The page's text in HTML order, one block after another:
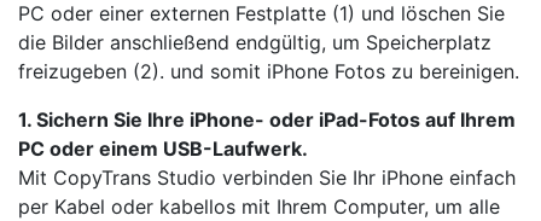
PC oder einer externen Festplatte (1) und löschen Sie
die Bilder anschließend endgültig, um Speicherplatz
freizugeben (2). und somit iPhone Fotos zu bereinigen.
1. Sichern Sie Ihre iPhone- oder iPad-Fotos auf Ihrem
PC oder einem USB-Laufwerk.
Mit CopyTrans Studio verbinden Sie Ihr iPhone einfach
per Kabel oder kabellos mit Ihrem Computer, um alle